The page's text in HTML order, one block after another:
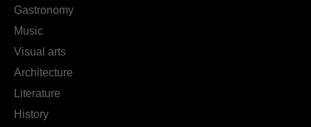
Gastronomy
Music
Visual arts
Architecture
Literature
History